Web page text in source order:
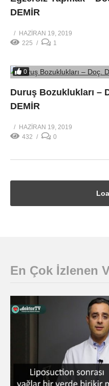
DEMİR
HAZIRAN 19, 2019
225
1
0
Duruş Bozuklukları –
DEMİR
HAZIRAN 19, 2019
432
0
En Çok İzlenen